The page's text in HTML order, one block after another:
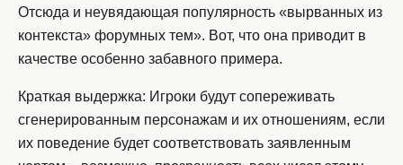
Отсюда и неувядающая популярность «вырванных из
контекста» форумных тем». Вот, что она приводит в
качестве особенно забавного примера.
Краткая выдержка: Игроки будут сопереживать
сгенерированным персонажам и их отношениям, если
их поведение будет соответствовать заявленным